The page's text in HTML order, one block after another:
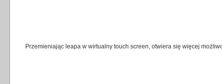
Przemieniając leapa w wirtualny touch screen, otwiera się więcej